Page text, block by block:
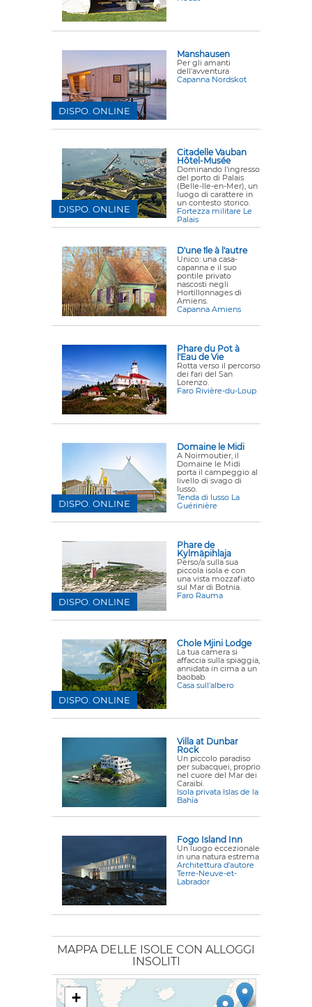
Manshausen
Per gli amanti
dell'avventura
Capanna Nordskot
DISPO. ONLINE
Citadelle Vauban
Hôtel-Musée
Dominando l'ingresso
del porto di Palais
(Belle-Ile-en-Mer), un
luogo di carattere in
un contesto storico.
Fortezza militare Le
Palais
DISPO. ONLINE
D'une île à l'autre
Unico: una casa-
capanna e il suo
pontile privato
nascosti negli
Hortillonnages di
Amiens.
Capanna Amiens
Phare du Pot à
l'Eau de Vie
Rotta verso il percorso
dei fari del San
Lorenzo.
Faro Rivière-du-Loup
Domaine le Midi
A Noirmoutier, il
Domaine le Midi
porta il campeggio al
livello di svago di
lusso.
Tenda di lusso La
Guérinière
DISPO. ONLINE
Phare de
Kylmäpihlaja
Perso/a sulla sua
piccola isola e con
una vista mozzafiato
sul Mar di Botnia.
Faro Rauma
DISPO. ONLINE
Chole Mjini Lodge
La tua camera si
affaccia sulla spiaggia,
annidata in cima a un
baobab.
Casa sull'albero
DISPO. ONLINE
Villa at Dunbar
Rock
Un piccolo paradiso
per subacquei, proprio
nel cuore del Mar dei
Caraibi.
Isola privata Islas de la
Bahía
Fogo Island Inn
Un luogo eccezionale
in una natura estrema
Architettura d’autore
Terre-Neuve-et-
Labrador
MAPPA DELLE ISOLE CON ALLOGGI
INSOLITI
+